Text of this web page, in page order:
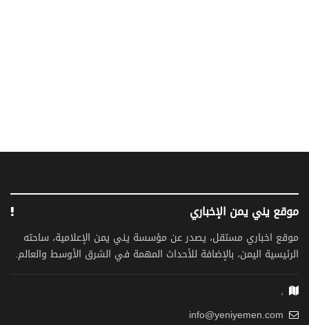
موقع يني يمن الإخباري
موقع اخباري مستقل، يصدر عن مؤسسة يني يمن الإعلامية، ساحته
الرئيسية اليمن، بالإضافة للأحداث المهمة في الشرق الأوسط والعالم.
,
info@yeniyemen.com